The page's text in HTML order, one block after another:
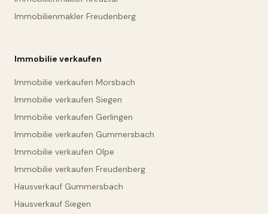
Immobilienmakler Freudenberg
Immobilie verkaufen
Immobilie verkaufen Morsbach
Immobilie verkaufen Siegen
Immobilie verkaufen Gerlingen
Immobilie verkaufen Gummersbach
Immobilie verkaufen Olpe
Immobilie verkaufen Freudenberg
Hausverkauf Gummersbach
Hausverkauf Siegen